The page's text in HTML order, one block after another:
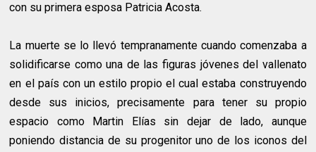
con su primera esposa Patricia Acosta.
La muerte se lo llevó tempranamente cuando comenzaba a
solidificarse como una de las figuras jóvenes del vallenato
en el país con un estilo propio el cual estaba construyendo
desde sus inicios, precisamente para tener su propio
espacio como Martin Elías sin dejar de lado, aunque
poniendo distancia de su progenitor uno de los iconos del